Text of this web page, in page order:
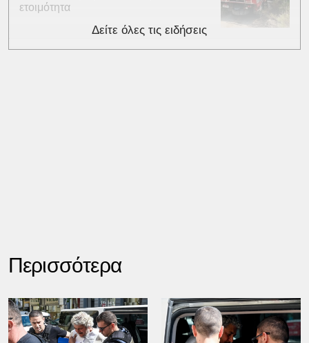
ετοιμότητα
Δείτε όλες τις ειδήσεις
Περισσότερα